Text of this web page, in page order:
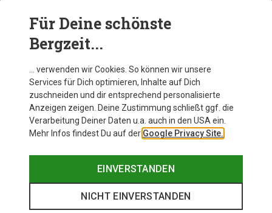
Du sparst 10%
Für Deine schönste
Bergzeit...
… verwenden wir Cookies. So können wir unsere
Services für Dich optimieren, Inhalte auf Dich
zuschneiden und dir entsprechend personalisierte
Anzeigen zeigen. Deine Zustimmung schließt ggf. die
Verarbeitung Deiner Daten u.a. auch in den USA ein.
Mehr Infos findest Du auf der Google Privacy Site.
EINVERSTANDEN
NICHT EINVERSTANDEN